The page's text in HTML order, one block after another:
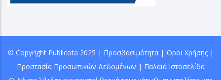
© Copyright Publicota 2025 | Προσβασιμότητα| Όροι Χρήσης|
Προστασία Προσωπικών Δεδομένων | Παλαιά Ιστοσελίδα